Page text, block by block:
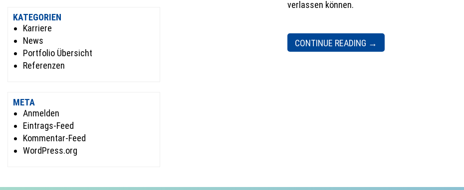
KATEGORIEN
Karriere
News
Portfolio Übersicht
Referenzen
META
Anmelden
Eintrags-Feed
Kommentar-Feed
WordPress.org
verlassen können.
CONTINUE READING →